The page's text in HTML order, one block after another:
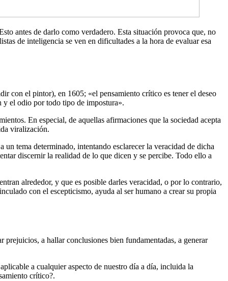
antes de darlo como verdadero. Esta situación provoca que, no
de inteligencia se ven en dificultades a la hora de evaluar esa
con el pintor), en 1605; «el pensamiento crítico es tener el deseo
y el odio por todo tipo de impostura».
En especial, de aquellas afirmaciones que la sociedad acepta
viralización.
tema determinado, intentando esclarecer la veracidad de dicha
discernir la realidad de lo que dicen y se percibe. Todo ello a
alrededor, y que es posible darles veracidad, o por lo contrario,
con el escepticismo, ayuda al ser humano a crear su propia
a hallar conclusiones bien fundamentadas, a generar
a cualquier aspecto de nuestro día a día, incluida la
crítico?.